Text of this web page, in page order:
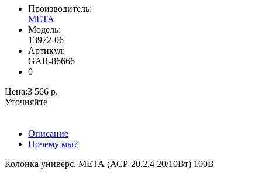
Производитель:
МЕТА
Модель:
13972-06
Артикул:
GAR-86666
0
Цена:3 566 р.
Уточняйте
Описание
Почему мы?
Колонка универс. МЕТА (АСР-20.2.4 20/10Вт) 100В